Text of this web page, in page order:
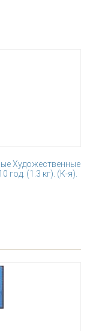
Художественные
(1.3 кг). (К-я).